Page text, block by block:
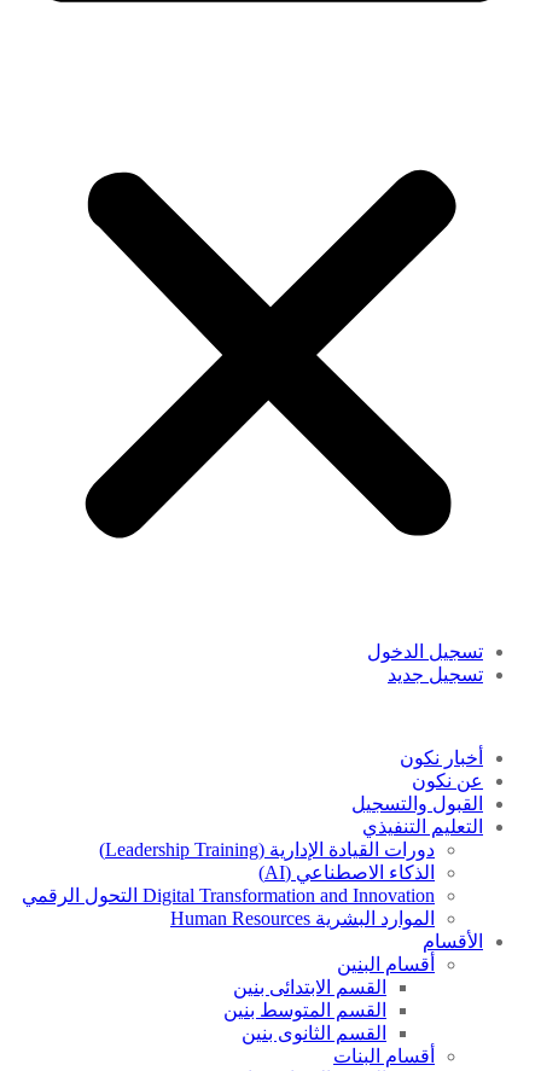
تسجيل الدخول
تسجيل جديد
أخبار نكون
عن نكون
القبول والتسجيل
التعليم التنفيذي
دورات القيادة الإدارية (Leadership Training)
الذكاء الاصطناعي (AI)
Digital Transformation and Innovation التحول الرقمي
الموارد البشرية Human Resources
الأقسام
أقسام البنين
القسم الابتدائى بنين
القسم المتوسط بنين
القسم الثانوى بنين
أقسام البنات